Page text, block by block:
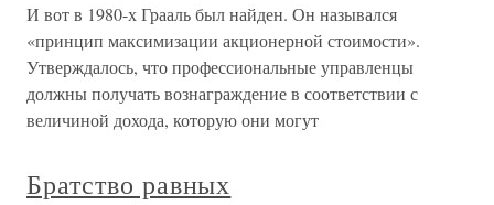
И вот в 1980-х Грааль был найден. Он назывался
«принцип максимизации акционерной стоимости».
Утверждалось, что профессиональные управленцы
должны получать вознаграждение в соответствии с
величиной дохода, которую они могут
Братство равных